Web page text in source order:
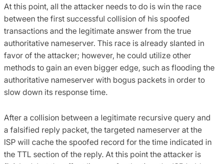
At this point, all the attacker needs to do is win the race
between the first successful collision of his spoofed
transactions and the legitimate answer from the true
authoritative nameserver. This race is already slanted in
favor of the attacker; however, he could utilize other
methods to gain an even bigger edge, such as flooding the
authoritative nameserver with bogus packets in order to
slow down its response time.
After a collision between a legitimate recursive query and
a falsified reply packet, the targeted nameserver at the
ISP will cache the spoofed record for the time indicated in
the TTL section of the reply. At this point the attacker is